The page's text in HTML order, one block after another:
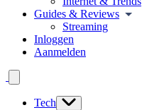
Guides & Reviews
Streaming
Inloggen
Aanmelden
Tech